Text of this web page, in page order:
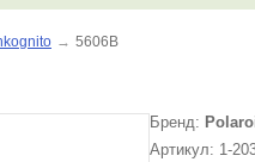
→ 5606B
Бренд:
Артикул: 1-